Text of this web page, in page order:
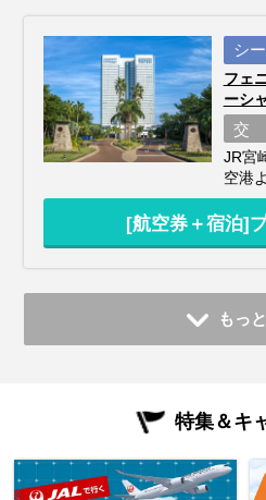
シ
フェ
ーシ
交
JR宮
空港
[航空券＋宿泊]
もっ
特集＆キ